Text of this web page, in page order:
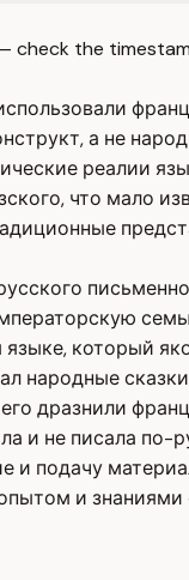
check the
а не
реалии
что мало
который
народные
дразнили
и не писала
подачу
и